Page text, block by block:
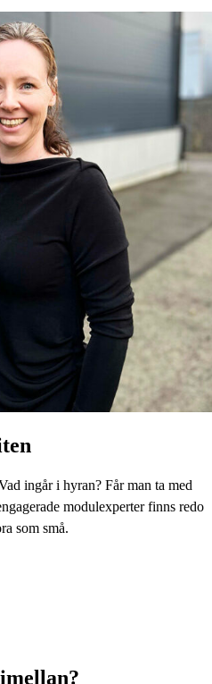
ingår i hyran? Får man ta med
modulexperter finns redo
som små.